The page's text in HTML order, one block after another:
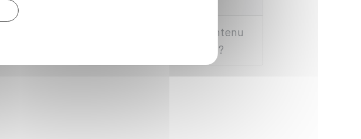
Comment signaler un contenu
illégal publié sur internet ?